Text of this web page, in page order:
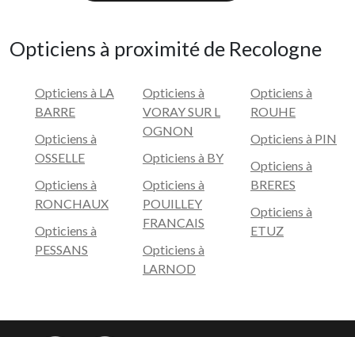
Opticiens à proximité de Recologne
Opticiens à LA
BARRE
Opticiens à
OSSELLE
Opticiens à
RONCHAUX
Opticiens à
PESSANS
Opticiens à
VORAY SUR L
OGNON
Opticiens à BY
Opticiens à
POUILLEY
FRANCAIS
Opticiens à
LARNOD
Opticiens à
ROUHE
Opticiens à PIN
Opticiens à
BRERES
Opticiens à
ETUZ